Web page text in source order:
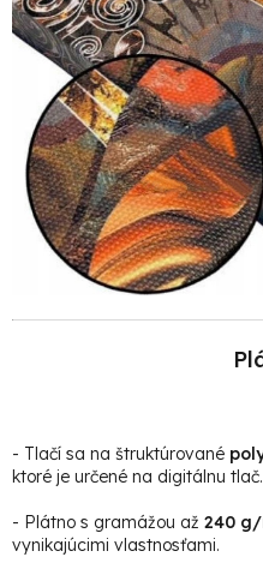
- Tlačí sa na štruktúrované
ktoré je určené na digitálnu tlač.
- Plátno s gramážou až 240
vynikajúcimi vlastnosťami.